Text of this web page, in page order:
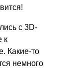
с 3D-
к
Какие-то
немного